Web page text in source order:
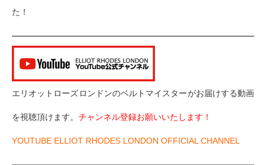
た！
エリオットローズロンドンのベルトマイスターがお届けする動画
を視聴頂けます。 チャンネル登録お願いいたします！
YOUTUBE ELLIOT RHODES LONDON OFFICIAL CHANNEL